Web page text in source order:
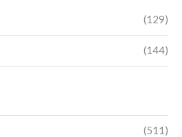
(129)
(144)
(511)